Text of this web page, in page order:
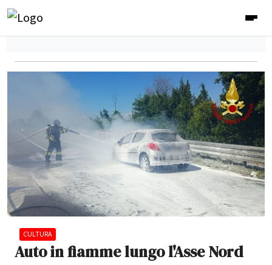
CULTURA
Auto in fiamme lungo l'Asse Nord